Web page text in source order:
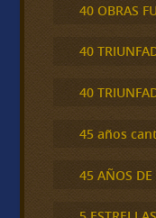
40 OBRAS
40
40
45 años
45 AÑOS DE